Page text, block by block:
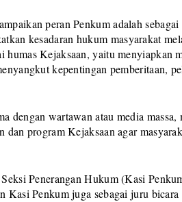
peran Penkum adalah
kesadaran hukum masyarakat
humas Kejaksaan, yaitu menyiapkan
kepentingan pemberitaan,
dengan wartawan atau media
program Kejaksaan agar
Penerangan Hukum (Kasi
Kasi Penkum juga sebagai juru